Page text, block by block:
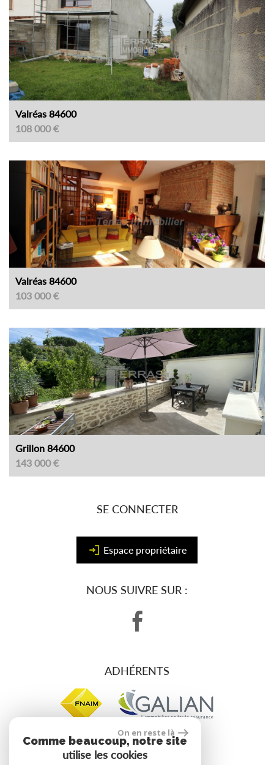
Valréas 84600
108 000 €
Valréas 84600
103 000 €
Grillon 84600
143 000 €
NOUS SUIVRE SUR :
ADHÉRENTS
SE CONNECTER
Espace propriétaire
site réalisé par
On en reste là
Comme beaucoup, notre site
utilise les cookies